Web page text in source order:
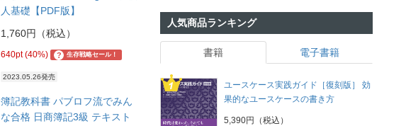
人基礎【PDF版】
1,760円（税込）
640pt (40%) ? 生存戦略セール！
2023.05.26発売
簿記教科書 パブロフ流でみん
な合格 日商簿記3級 テキスト
人気商品ランキング
書籍 電子書籍
ユースケース実践ガイド［復刻版］ 効
果的なユースケースの書き方
5,390円（税込）